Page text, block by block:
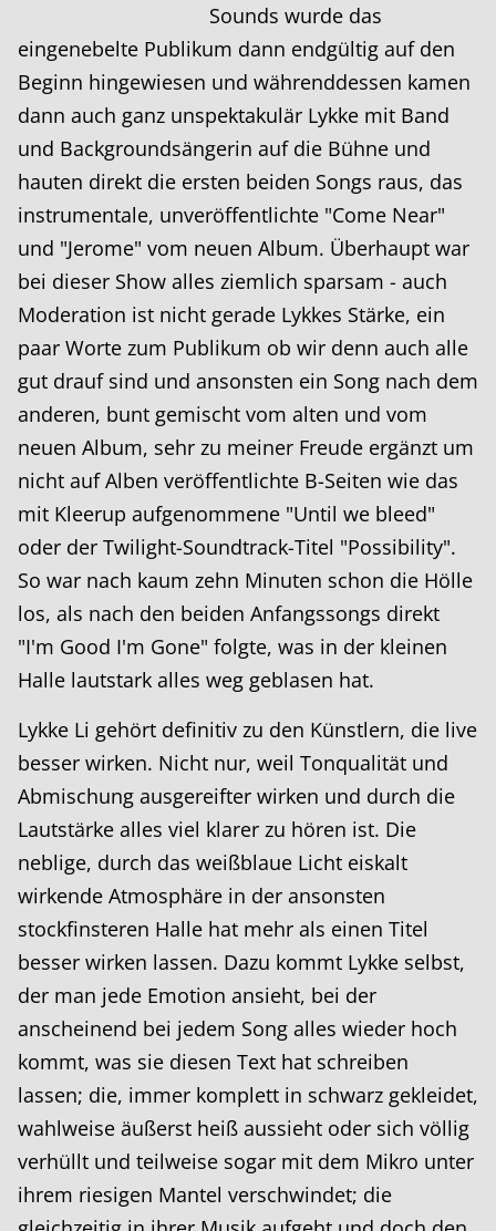
Sounds wurde das
eingenebelte Publikum dann endgültig auf den
Beginn hingewiesen und währenddessen kamen
dann auch ganz unspektakulär Lykke mit Band
und Backgroundsängerin auf die Bühne und
hauten direkt die ersten beiden Songs raus, das
instrumentale, unveröffentlichte "Come Near"
und "Jerome" vom neuen Album. Überhaupt war
bei dieser Show alles ziemlich sparsam - auch
Moderation ist nicht gerade Lykkes Stärke, ein
paar Worte zum Publikum ob wir denn auch alle
gut drauf sind und ansonsten ein Song nach dem
anderen, bunt gemischt vom alten und vom
neuen Album, sehr zu meiner Freude ergänzt um
nicht auf Alben veröffentlichte B-Seiten wie das
mit Kleerup aufgenommene "Until we bleed"
oder der Twilight-Soundtrack-Titel "Possibility".
So war nach kaum zehn Minuten schon die Hölle
los, als nach den beiden Anfangssongs direkt
"I'm Good I'm Gone" folgte, was in der kleinen
Halle lautstark alles weg geblasen hat.
Lykke Li gehört definitiv zu den Künstlern, die live
besser wirken. Nicht nur, weil Tonqualität und
Abmischung ausgereifter wirken und durch die
Lautstärke alles viel klarer zu hören ist. Die
neblige, durch das weißblaue Licht eiskalt
wirkende Atmosphäre in der ansonsten
stockfinsteren Halle hat mehr als einen Titel
besser wirken lassen. Dazu kommt Lykke selbst,
der man jede Emotion ansieht, bei der
anscheinend bei jedem Song alles wieder hoch
kommt, was sie diesen Text hat schreiben
lassen; die, immer komplett in schwarz gekleidet,
wahlweise äußerst heiß aussieht oder sich völlig
verhüllt und teilweise sogar mit dem Mikro unter
ihrem riesigen Mantel verschwindet; die